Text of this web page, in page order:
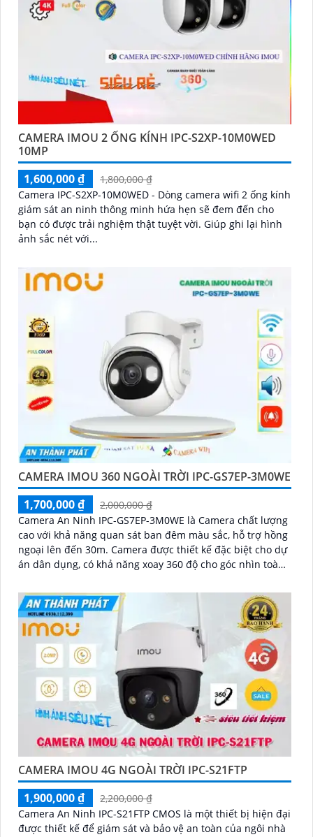
CAMERA IMOU 2 ỐNG KÍNH IPC-S2XP-10M0WED
10MP
1,600,000 ₫
1,800,000 ₫
Camera IPC-S2XP-10M0WED - Dòng camera wifi 2 ống kính
giám sát an ninh thông minh hứa hẹn sẽ đem đến cho
bạn có được trải nghiệm thật tuyệt vời. Giúp ghi lại hình
ảnh sắc nét với...
CAMERA IMOU 360 NGOÀI TRỜI IPC-GS7EP-3M0WE
1,700,000 ₫
2,000,000 ₫
Camera An Ninh IPC-GS7EP-3M0WE là Camera chất lượng
cao với khả năng quan sát ban đêm màu sắc, hỗ trợ hồng
ngoại lên đến 30m. Camera được thiết kế đặc biệt cho dự
án dân dụng, có khả năng xoay 360 độ cho góc nhìn toàn
CAMERA IMOU 4G NGOÀI TRỜI IPC-S21FTP
1,900,000 ₫
2,200,000 ₫
Camera An Ninh IPC-S21FTP CMOS là một thiết bị hiện đại
được thiết kế để giám sát và bảo vệ an toàn của ngôi nhà